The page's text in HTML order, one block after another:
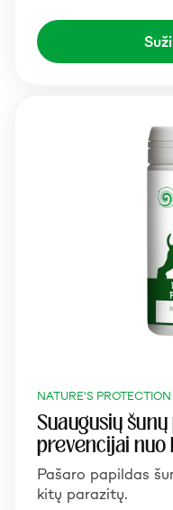
NATURE'S PROTECTION
Suaugusių
prevencijai
Pašaro papildas
kitų parazitų.